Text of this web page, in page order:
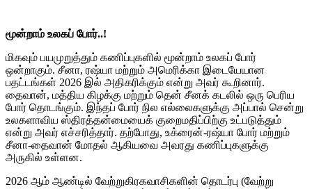
மூன்றாம் உலகப் போர்..!
மிகவும் பயமுறுத்தும் கணிப்புகளில் மூன்றாம் உலகப் போர்
ஒன்றாகும். சீனா, ரஷ்யா மற்றும் அமெரிக்கா இடையேயான
பதட்டங்கள் 2026 இல் அதிகரிக்கும் என்று அவர் கூறினார்.
தைவான், மத்திய கிழக்கு மற்றும் தென் சீனக் கடலில் ஒரு பெரிய
போர் தொடங்கும். இந்தப் போர் நில எல்லைகளுக்கு அப்பால் சென்று
உலகளாவிய ஸ்திரத்தன்மையைக் குறைமதிப்பிற்கு உட்படுத்தும்
என்று அவர் எச்சரித்தார். தற்போது, உக்ரைன்-ரஷ்யா போர் மற்றும்
சீனா-தைவான் மோதல் ஆகியவை அவரது கணிப்புகளுக்கு
அருகில் உள்ளன.
2026 ஆம் ஆண்டில் வேற்றுகிரகவாசிகளின் தொடர்பு (வேற்று